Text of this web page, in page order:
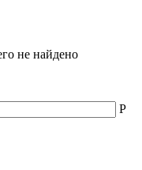
не найдено
Р